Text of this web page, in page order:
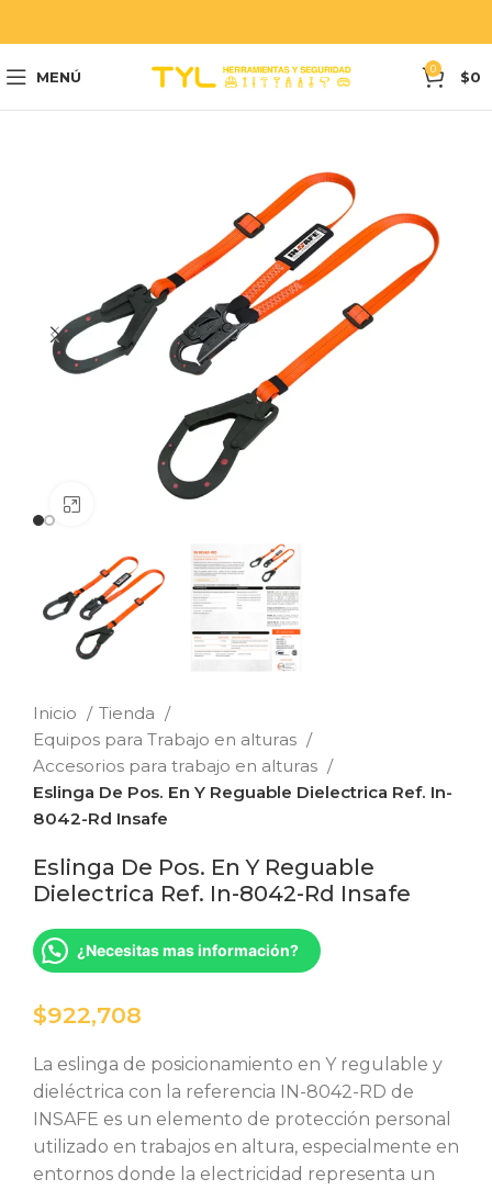
MENÚ 0 $0
Clic para ampliar
Inicio
Tienda
Equipos para Trabajo en alturas
Accesorios para trabajo en alturas
Eslinga De Pos. En Y Reguable Dielectrica Ref. In-
8042-Rd Insafe
Eslinga De Pos. En Y Reguable
Dielectrica Ref. In-8042-Rd Insafe
¿Necesitas mas información?
$
La eslinga de posicionamiento en Y regulable y
dieléctrica con la referencia IN-8042-RD de
INSAFE es un elemento de protección personal
utilizado en trabajos en altura, especialmente en
entornos donde la electricidad representa un